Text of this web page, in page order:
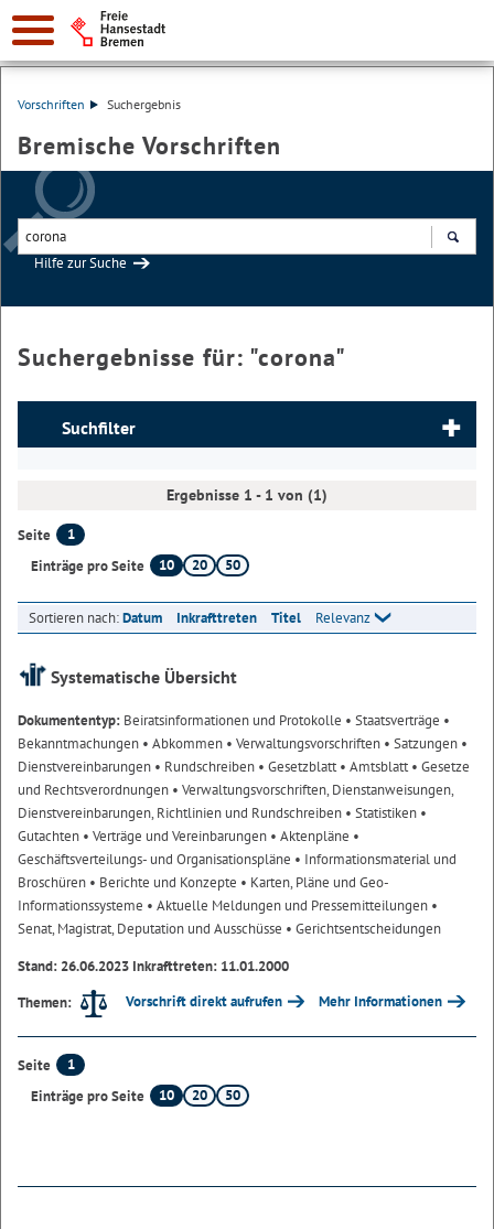
Vorschriften Suchergebnis
Bremische Vorschriften
Hilfe zur Suche
Suchergebnisse für: "corona"
Suchfilter
Ergebnisse 1 - 1 von (1)
Seite
1
Einträge pro Seite
10 20 50
Sortieren nach:Datum Inkrafttreten Titel Relevanz
Systematische Übersicht
Dokumententyp: Beiratsinformationen und Protokolle • Staatsverträge •
Bekanntmachungen • Abkommen • Verwaltungsvorschriften • Satzungen •
Dienstvereinbarungen • Rundschreiben • Gesetzblatt• Amtsblatt• Gesetze
und Rechtsverordnungen • Verwaltungsvorschriften, Dienstanweisungen,
Dienstvereinbarungen, Richtlinien und Rundschreiben • Statistiken •
Gutachten • Verträge und Vereinbarungen • Aktenpläne •
Geschäftsverteilungs- und Organisationspläne • Informationsmaterial und
Broschüren • Berichte und Konzepte • Karten, Pläne und Geo-
Informationssysteme • Aktuelle Meldungen und Pressemitteilungen •
Senat, Magistrat, Deputation und Ausschüsse • Gerichtsentscheidungen
Stand: 26.06.2023 Inkrafttreten: 11.01.2000
Themen:
Vorschrift direkt aufrufen Mehr Informationen
Seite
1
Einträge pro Seite
10 20 50